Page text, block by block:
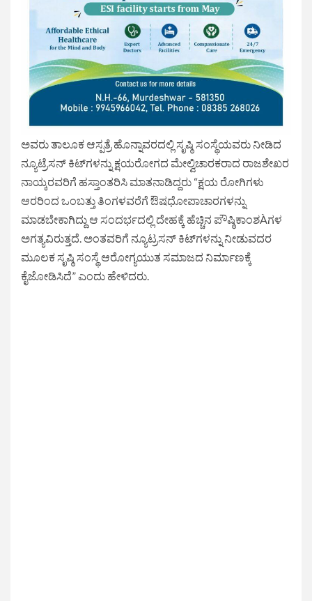
ಅವರು ತಾಲೂಕ ಆಸ್ಪತ್ರೆ ಹೊನ್ನಾವರದಲ್ಲಿ ಸೃಷ್ಠಿ ಸಂಸ್ಥೆಯವರು ನೀಡಿದ
ನ್ಯೂಟ್ರೆಸನ್ ಕಿಟ್‌ಗಳನ್ನು ಕ್ಷಯರೋಗದ ಮೇಲ್ವಿಚಾರಕರಾದ ರಾಜಶೇಖರ
ನಾಯ್ಕರವರಿಗೆ ಹಸ್ತಾಂತರಿಸಿ ಮಾತನಾಡಿದ್ದರು “ಕ್ಷಯ ರೋಗಿಗಳು
ಆರರಿಂದ ಒಂಬತ್ತು ತಿಂಗಳವರೆಗೆ ಔಷಧೋಪಾಚಾರಗಳನ್ನು
ಮಾಡಬೇಕಾಗಿದ್ದು ಆ ಸಂದರ್ಭದಲ್ಲಿ ದೇಹಕ್ಕೆ ಹೆಚ್ಚಿನ ಪೌಷ್ಠಿಕಾಂಶÀಗಳ
ಅಗತ್ಯವಿರುತ್ತದೆ. ಅಂತವರಿಗೆ ನ್ಯೂಟ್ರಸನ್ ಕಿಟ್‌ಗಳನ್ನು ನೀಡುವದರ
ಮೂಲಕ ಸೃಷ್ಠಿ ಸಂಸ್ಥೆ ಆರೋಗ್ಯಯುತ ಸಮಾಜದ ನಿರ್ಮಾಣಕ್ಕೆ
ಕೈಜೋಡಿಸಿದೆ” ಎಂದು ಹೇಳಿದರು.